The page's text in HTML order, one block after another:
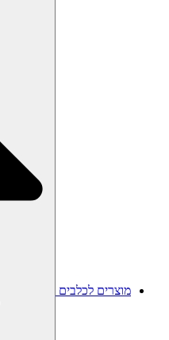
מוצרים לכלבים